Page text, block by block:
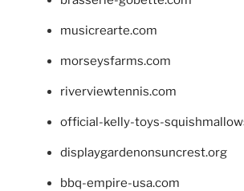
musicrearte.com
morseysfarms.com
riverviewtennis.com
official-kelly-toys-
displaygardenonsuncrest.org
bbq-empire-usa.com